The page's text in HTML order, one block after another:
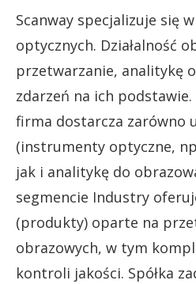
Scanway specjalizuje się
optycznych. Działalność
przetwarzanie, analitykę
zdarzeń na ich podstawie.
firma dostarcza zarówno
(instrumenty optyczne,
jak i analitykę do
segmencie Industry
(produkty) oparte na
obrazowych, w tym
kontroli jakości. Spółka